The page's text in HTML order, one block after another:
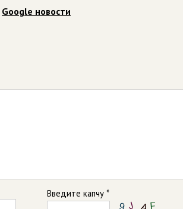
Google новости
Введите капчу *